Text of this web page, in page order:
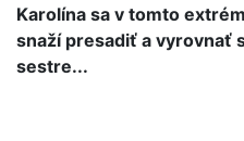
Karolína sa v tomto
snaží presadiť a vyrovnať
sestre...